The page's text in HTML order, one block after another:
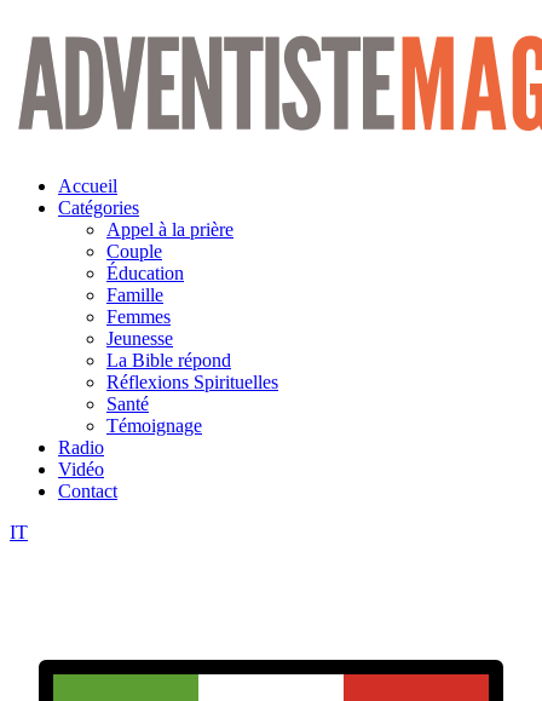
Aller
contenu
Accueil
Catégories
Appel à la prière
Couple
Éducation
Famille
Femmes
Jeunesse
La Bible répond
Réflexions Spirituelles
Santé
Témoignage
Radio
Vidéo
Contact
IT